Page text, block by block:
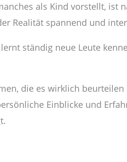
als Kind vorstellt,
Realität spannend und
ständig neue Leute
die es wirklich
Einblicke und